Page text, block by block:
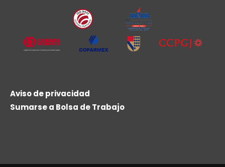
Aviso de privacidad
Sumarse a Bolsa de Trabajo